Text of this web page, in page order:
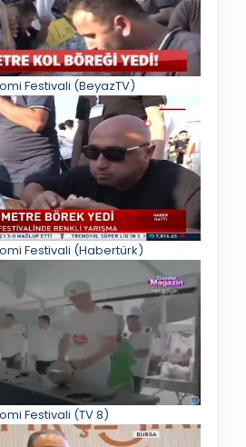
Festivali (BeyazTV)
Festivali (Habertürk)
Festivali (TV 8)